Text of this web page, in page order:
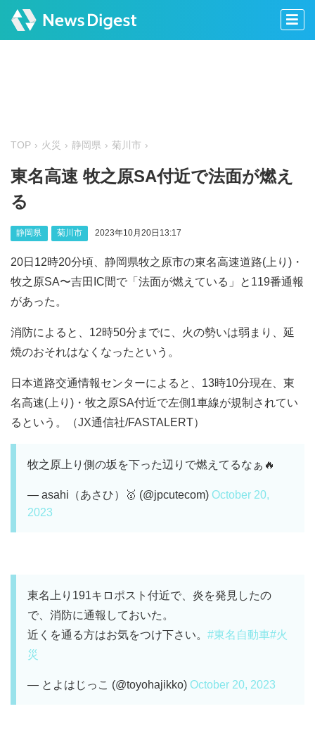
TOP 火災 静岡県 菊川市
東名高速 牧之原SA付近で法面が燃え
る
静岡県 菊川市 2023年10月20日13:17
20日12時20分頃、静岡県牧之原市の東名高速道路(上り)・
牧之原SA〜吉田IC間で「法面が燃えている」と119番通報
があった。
消防によると、12時50分までに、火の勢いは弱まり、延
焼のおそれはなくなったという。
日本道路交通情報センターによると、13時10分現在、東
名高速(上り)・牧之原SA付近で左側1車線が規制されてい
るという。（JX通信社/FASTALERT）
牧之原上り側の坂を下った辺りで燃えてるなぁ🔥
— asahi（あさひ）🥇 (@jpcutecom) October 20,
2023
東名上り191キロポスト付近で、炎を発見したの
で、消防に通報しておいた。
近くを通る方はお気をつけ下さい。 #東名自動車#火
災
— とよはじっこ (@toyohajikko) October 20, 2023